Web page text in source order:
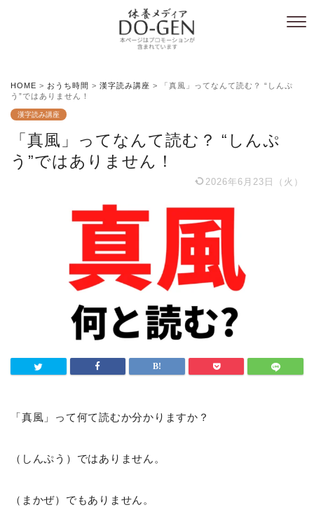
HOME > おうち時間 > 漢字読み講座 >
「真風」ってなんて読む？ “しんぷ
う”ではありません！
漢字読み講座
「真風」ってなんて読む？ “しんぷ
う”ではありません！
2026年6月23日（火）
「真風」って何て読むか分かりますか？
（しんぷう）ではありません。
（まかぜ）でもありません。